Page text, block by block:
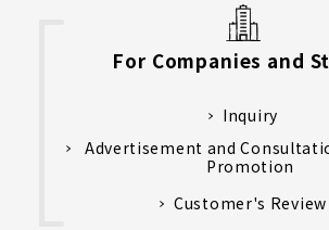
For Companies and
Inquiry
Advertisement and
Promotion
Customer's Review